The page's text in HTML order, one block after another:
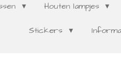
Houten lampjes
Stickers